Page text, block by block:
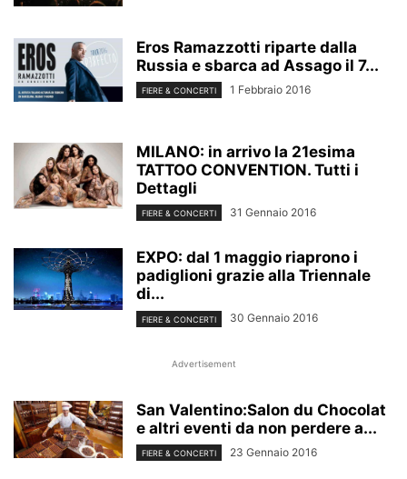
Eros Ramazzotti riparte dalla
Russia e sbarca ad Assago il 7...
FIERE & CONCERTI 1 Febbraio 2016
MILANO: in arrivo la 21esima
TATTOO CONVENTION. Tutti i
Dettagli
FIERE & CONCERTI 31 Gennaio 2016
EXPO: dal 1 maggio riaprono i
padiglioni grazie alla Triennale
di...
FIERE & CONCERTI 30 Gennaio 2016
Advertisement
San Valentino:Salon du Chocolat
e altri eventi da non perdere a...
FIERE & CONCERTI 23 Gennaio 2016